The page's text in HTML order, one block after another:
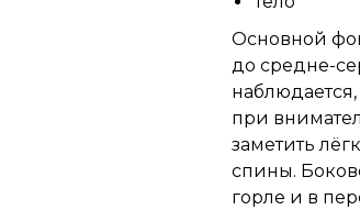
Основной
до средне-
при
заметить
спины.
горле и в